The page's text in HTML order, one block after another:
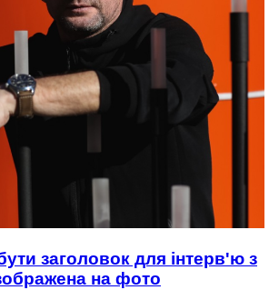
заголовок для інтерв'ю з
на фото